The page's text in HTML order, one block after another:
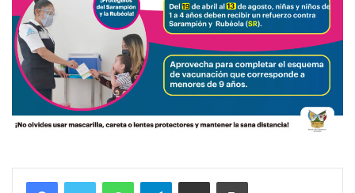
WhatsAppTelegramCompartir vía email Imprimir